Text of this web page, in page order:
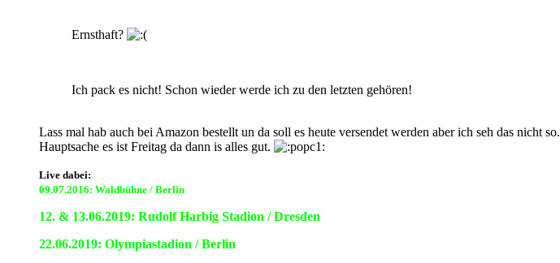
Ernsthaft?
Ich pack es nicht! Schon wieder werde ich zu den letzten gehören!
Lass mal hab auch bei Amazon bestellt un da soll es heute versendet werden aber ich seh das nicht so.
Hauptsache es ist Freitag da dann is alles gut.
Live dabei:
09.07.2016: Waldbühne / Berlin
12. & 13.06.2019: Rudolf Harbig Stadion / Dresden
22.06.2019: Olympiastadion / Berlin